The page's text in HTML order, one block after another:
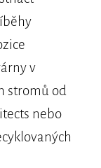
v
stromů od
nebo